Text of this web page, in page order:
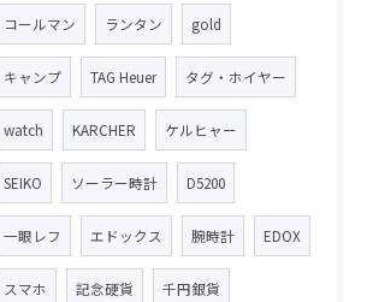
コールマン ランタン gold
キャンプ TAG Heuer タグ・ホイヤー
watch KARCHER ケルヒャー
SEIKO ソーラー時計 D5200
一眼レフ エドックス 腕時計 EDOX
スマホ 記念硬貨 千円銀貨